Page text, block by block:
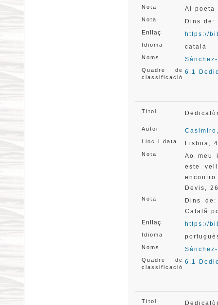
Nota Al poeta
Nota
Dins
Enllaç
https://
Idioma català
Noms
Quadre de
classificació
6.1
Títol
Autor
Lloc i data Lisboa
Nota
Ao meu
este
Devis,
Nota
Dins
Catalã
Enllaç
https://
Idioma
Noms
Quadre de
classificació
6.1
Títol